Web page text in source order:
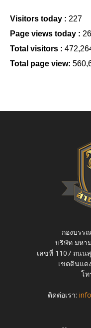
Visitors today : 227
Page views today :
Total visitors :
Total page view:
กองบรร
บริษัท มหา
เลขที่ 1107 ถนน
เขตดินแด
โท
ติดต่อเรา: